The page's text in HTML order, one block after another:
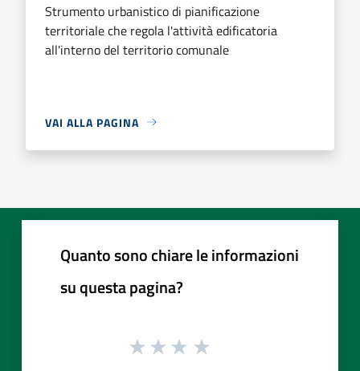
Strumento urbanistico di pianificazione
territoriale che regola l'attività edificatoria
all'interno del territorio comunale
VAI ALLA PAGINA
Quanto sono chiare le informazioni
su questa pagina?